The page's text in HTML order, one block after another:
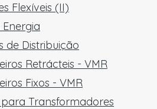
Flexíveis (II)
de Distribuição
Retrácteis - VMR
Fixos - VMR
para Transformadores